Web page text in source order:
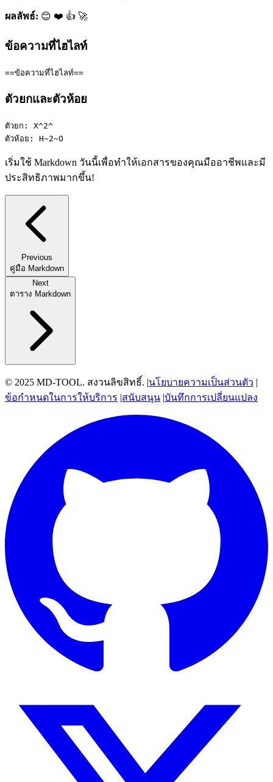
ผลลัพธ์: 😊 ❤️ 👍 🚀
ข้อความที่ไฮไลท์
==ข้อความที่ไฮไลท์==
ตัวยกและตัวห้อย
ตัวยก: X^2^
ตัวห้อย: H~2~O
เริ่มใช้ Markdown วันนี้เพื่อทำให้เอกสารของคุณมืออาชีพและมี
ประสิทธิภาพมากขึ้น!
Previous
คู่มือ Markdown
Next
ตาราง Markdown
© 2025 MD-TOOL. สงวนลิขสิทธิ์. |นโยบายความเป็นส่วนตัว |
ข้อกำหนดในการให้บริการ |สนับสนุน |บันทึกการเปลี่ยนแปลง